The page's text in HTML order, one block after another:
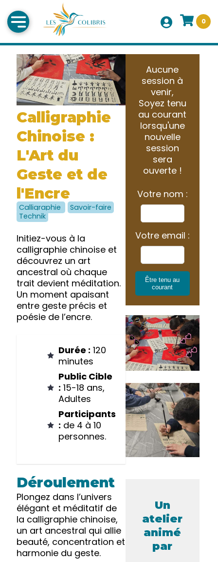
0
Calligraphie
Chinoise :
L'Art du
Geste et de
l'Encre
Calligraphie
Savoir-faire
Technik
Initiez-vous à la
calligraphie chinoise et
découvrez un art
ancestral où chaque
trait devient méditation.
Un moment apaisant
entre geste précis et
poésie de l’encre.
Durée : 120
minutes
Public Cible
: 15-18 ans,
Adultes
Participants
: de 4 à 10
personnes.
Déroulement
Plongez dans l’univers
élégant et méditatif de
la calligraphie chinoise,
un art ancestral qui allie
beauté, concentration et
harmonie du geste.
Aucune
session à
venir,
Soyez tenu
au courant
lorsqu'une
nouvelle
session
sera
ouverte !
Votre nom :
Votre email :
Être tenu au
courant
Un
atelier
animé
par